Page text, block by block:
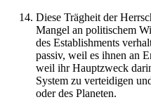
Diese Trägheit der
Mangel an politischem
des Establishments
passiv, weil es ihnen an
weil ihr Hauptzweck
System zu verteidigen
oder des Planeten.